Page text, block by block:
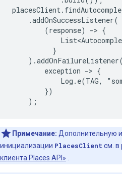
    .addOnSuccessListener(
        (response) -> {
          }
    ).addOnFailureListener(
        exception -> {
Log.e(TAG,
        })
    );
Примечание: Дополнительную
инициализации PlacesClient см. в
клиента Places API»